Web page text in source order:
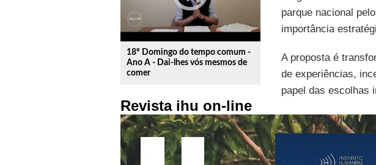
18º Domingo do tempo comum -
Ano A - Dai-lhes vós mesmos de
comer
Revista ihu on-line
parque nacional
importância
A proposta é
de experiências,
papel das escolhas
A atividade integra